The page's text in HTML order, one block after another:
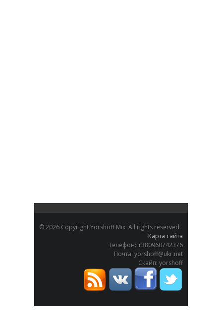
©2026 Copyright Yorshoff Mix. All rights reserved.
Карта сайта
Телефон: +380960742376
Почта: yorshoff@ukr.net
Скайп: yorshoff